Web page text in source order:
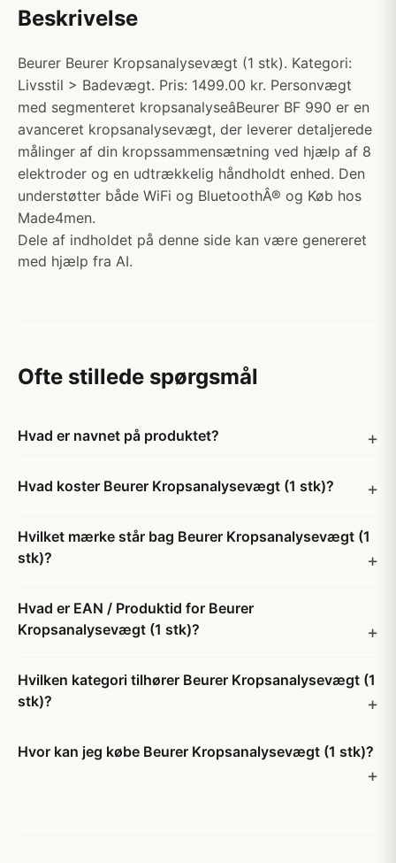
Beskrivelse
Beurer Beurer Kropsanalysevægt (1 stk). Kategori:
Livsstil > Badevægt. Pris: 1499.00 kr. Personvægt
med segmenteret kropsanalyseâBeurer BF 990 er en
avanceret kropsanalysevægt, der leverer detaljerede
målinger af din kropssammensætning ved hjælp af 8
elektroder og en udtrækkelig håndholdt enhed. Den
understøtter både WiFi og BluetoothÂ® og Køb hos
Made4men.
Dele af indholdet på denne side kan være genereret
med hjælp fra AI.
Ofte stillede spørgsmål
Hvad er navnet på produktet?
Hvad koster Beurer Kropsanalysevægt (1 stk)?
Hvilket mærke står bag Beurer Kropsanalysevægt (1
stk)?
Hvad er EAN / Produktid for Beurer
Kropsanalysevægt (1 stk)?
Hvilken kategori tilhører Beurer Kropsanalysevægt (1
stk)?
Hvor kan jeg købe Beurer Kropsanalysevægt (1 stk)?